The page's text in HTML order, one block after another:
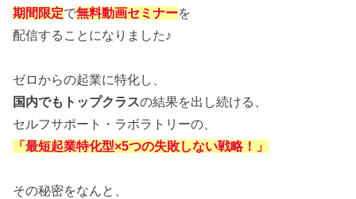
期間限定で無料動画セミナーを
配信することになりました♪
ゼロからの起業に特化し、
国内でもトップクラスの結果を出し続ける、
セルフサポート・ラボラトリーの、
「最短起業特化型×5つの失敗しない戦略！」
その秘密をなんと、